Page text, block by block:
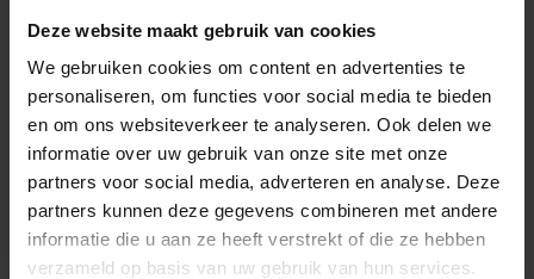
Deze website maakt gebruik van cookies
We gebruiken cookies om content en advertenties te
personaliseren, om functies voor social media te bieden
en om ons websiteverkeer te analyseren. Ook delen we
informatie over uw gebruik van onze site met onze
partners voor social media, adverteren en analyse. Deze
partners kunnen deze gegevens combineren met andere
informatie die u aan ze heeft verstrekt of die ze hebben
verzameld op basis van uw gebruik van hun services.
ELERO
RolSolar-
Anschlusskabel
Auf Lager
19,95
ELERO
RolSolar
Verlängerungskabel
Auf Lager
19,95